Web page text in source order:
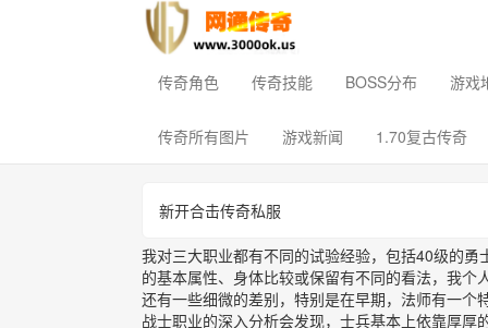
传奇角色 传奇技能 BOSS分布 游戏
传奇所有图片 游戏新闻 1.70复古传奇
新开合击传奇私服
我对三大职业都有不同的试验经验，包括40级的
的基本属性、身体比较或保留有不同的看法，我
还有一些细微的差别，特别是在早期，法师有一
战士职业的深入分析会发现，士兵基本上依靠厚